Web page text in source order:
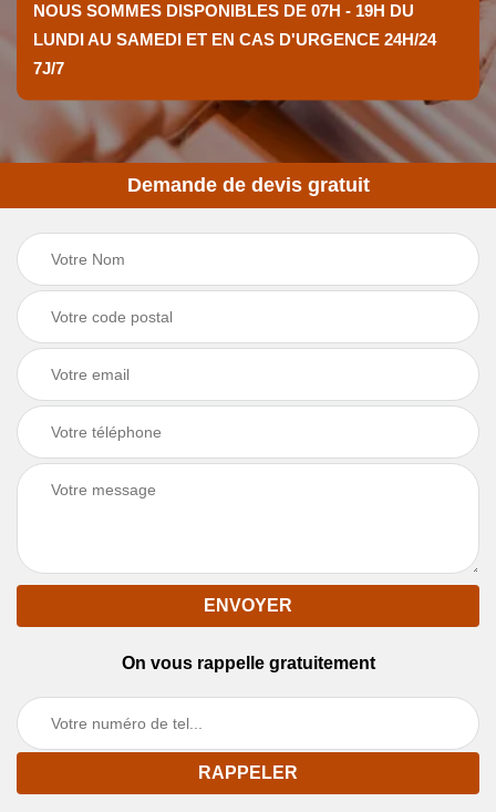
NOUS SOMMES DISPONIBLES DE 07H - 19H DU
LUNDI AU SAMEDI ET EN CAS D'URGENCE 24H/24
7J/7
Demande de devis gratuit
On vous rappelle gratuitement